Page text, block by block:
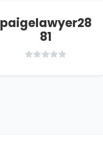
paigelawyer28
81